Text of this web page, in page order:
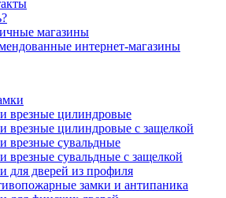
магазины
интернет-магазины
врезные цилиндровые
врезные цилиндровые с защелкой
врезные сувальдные
врезные сувальдные с защелкой
для дверей из профиля
замки и антипаника